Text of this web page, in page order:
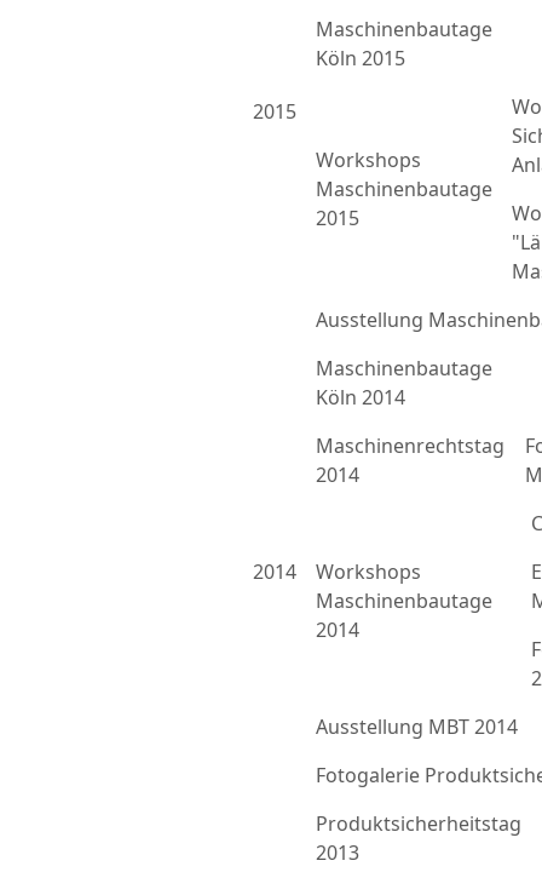
2015
Maschinenbautage
Köln 2015
Workshops
Maschinenbautage
2015
Ausstellung
2014
Maschinenbautage
Köln 2014
Maschinenrechtstag
2014
Workshops
Maschinenbautage
2014
Ausstellung MBT 2014
Fotogalerie
Produktsicherheitstag
2013